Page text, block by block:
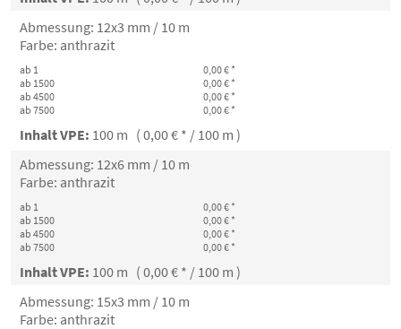
Abmessung: 12x3 mm / 10 m
Farbe: anthrazit
ab 1
0,00 € *
ab 1500
0,00 € *
ab 4500
0,00 € *
ab 7500
0,00 € *
Inhalt VPE: 100 m ( 0,00 € * / 100 m )
Abmessung: 12x6 mm / 10 m
Farbe: anthrazit
ab 1
0,00 € *
ab 1500
0,00 € *
ab 4500
0,00 € *
ab 7500
0,00 € *
Inhalt VPE: 100 m ( 0,00 € * / 100 m )
Abmessung: 15x3 mm / 10 m
Farbe: anthrazit